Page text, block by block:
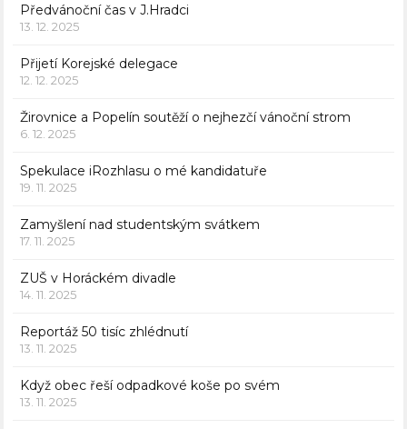
Předvánoční čas v J.Hradci
13. 12. 2025
Přijetí Korejské delegace
12. 12. 2025
Žirovnice a Popelín soutěží o nejhezčí vánoční strom
6. 12. 2025
Spekulace iRozhlasu o mé kandidatuře
19. 11. 2025
Zamyšlení nad studentským svátkem
17. 11. 2025
ZUŠ v Horáckém divadle
14. 11. 2025
Reportáž 50 tisíc zhlédnutí
13. 11. 2025
Když obec řeší odpadkové koše po svém
13. 11. 2025